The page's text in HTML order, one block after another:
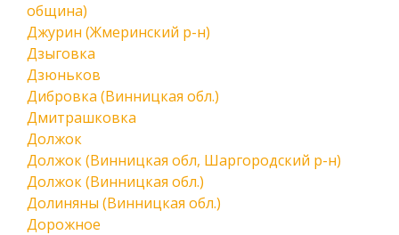
община)
Джурин (Жмеринский р-н)
Дзыговка
Дзюньков
Дибровка (Винницкая обл.)
Дмитрашковка
Должок
Должок (Винницкая обл, Шаргородский р-н)
Должок (Винницкая обл.)
Долиняны (Винницкая обл.)
Дорожное